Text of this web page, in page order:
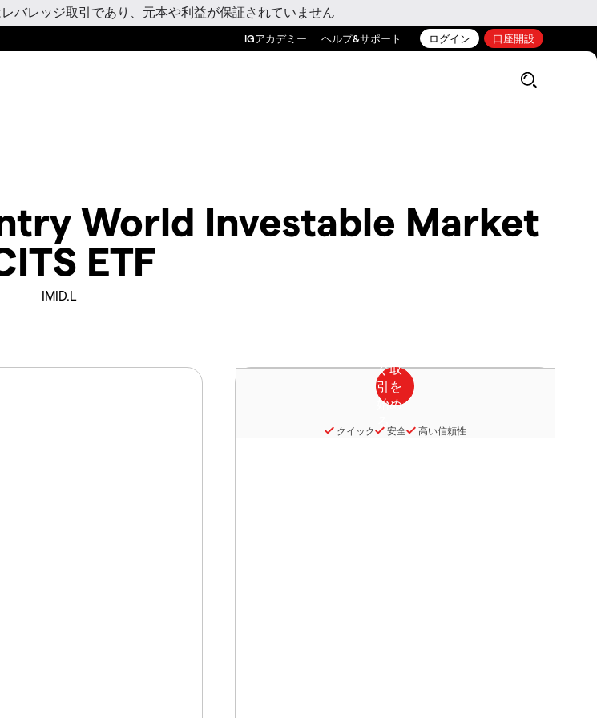
バレッジ取引であり、元本や利益が保証されていません
IGアカデミー ヘルプ&サポート ログイン 口座開設
World Investable Market
ETF
IMID.L
クイック 安全 高い信頼性